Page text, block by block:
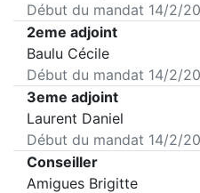
Début du mandat 14/2/
2eme adjoint
Baulu Cécile
Début du mandat 14/2/
3eme adjoint
Laurent Daniel
Début du mandat 14/2/
Conseiller
Amigues Brigitte